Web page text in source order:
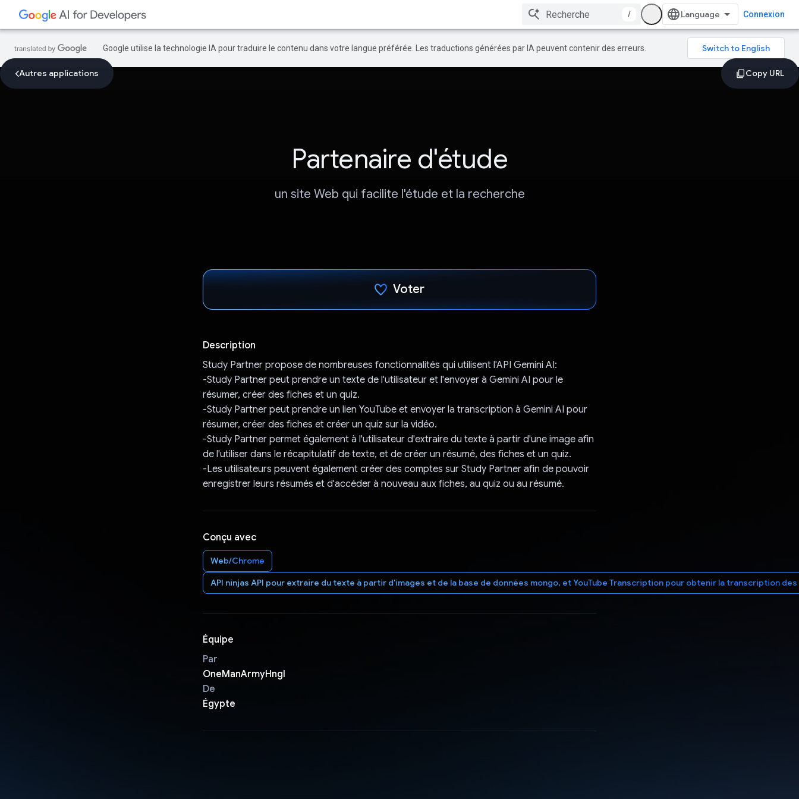
/ Connexion
Google utilise la technologie IA pour traduire le contenu dans votre langue préférée. Les traductions générées par IA peuvent contenir des erreurs.
Autres applications
Partenaire d'étude
un site Web qui facilite l'étude et la recherche
Voter
Description
Study Partner propose de nombreuses fonctionnalités qui utilisent l'API Gemini AI:
-Study Partner peut prendre un texte de l'utilisateur et l'envoyer à Gemini AI pour le
résumer, créer des fiches et un quiz.
-Study Partner peut prendre un lien YouTube et envoyer la transcription à Gemini AI pour
résumer, créer des fiches et créer un quiz sur la vidéo.
-Study Partner permet également à l'utilisateur d'extraire du texte à partir d'une image afin
de l'utiliser dans le récapitulatif de texte, et de créer un résumé, des fiches et un quiz.
-Les utilisateurs peuvent également créer des comptes sur Study Partner afin de pouvoir
enregistrer leurs résumés et d'accéder à nouveau aux fiches, au quiz ou au résumé.
Conçu avec
Web/Chrome
API ninjas API pour extraire du texte à partir d'images et de la base de données mongo, et YouTube Transcription pour obtenir la transcription des
Équipe
Par
OneManArmyHngl
De
Égypte